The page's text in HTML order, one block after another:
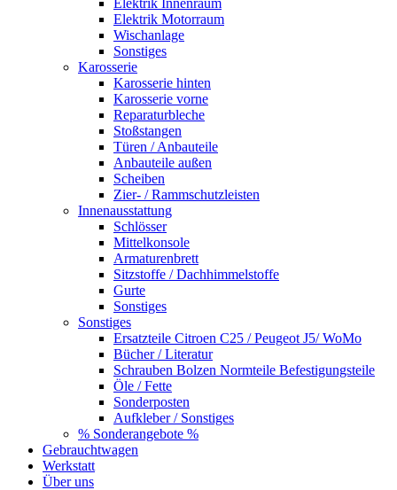
Elektrik Motorraum
Wischanlage
Sonstiges
Karosserie
Karosserie hinten
Karosserie vorne
Reparaturbleche
Stoßstangen
Türen / Anbauteile
Anbauteile außen
Scheiben
Zier- / Rammschutzleisten
Innenausstattung
Schlösser
Mittelkonsole
Armaturenbrett
Sitzstoffe / Dachhimmelstoffe
Gurte
Sonstiges
Sonstiges
Ersatzteile Citroen C25 / Peugeot J5/ WoMo
Bücher / Literatur
Schrauben Bolzen Normteile Befestigungsteile
Öle / Fette
Sonderposten
Aufkleber / Sonstiges
% Sonderangebote %
Gebrauchtwagen
Werkstatt
Über uns